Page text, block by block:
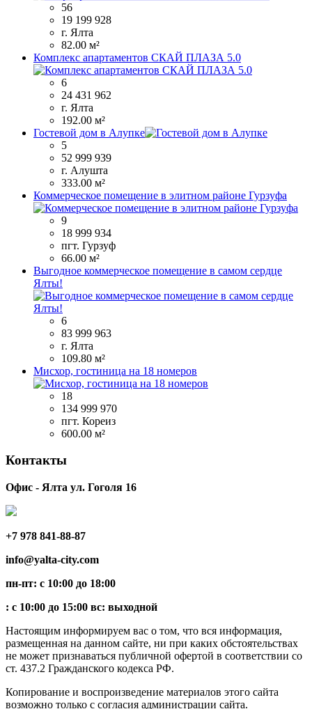
56
19 199 928
г. Ялта
82.00 м²
Комплекс апартаментов СКАЙ ПЛАЗА 5.0
6
24 431 962
г. Ялта
192.00 м²
Гостевой дом в Алупке
5
52 999 939
г. Алушта
333.00 м²
Коммерческое помещение в элитном районе Гурзуфа
9
18 999 934
пгт. Гурзуф
66.00 м²
Выгодное коммерческое помещение в самом сердце
Ялты!
6
83 999 963
г. Ялта
109.80 м²
Мисхор, гостиница на 18 номеров
18
134 999 970
пгт. Кореиз
600.00 м²
Контакты
Офис - Ялта ул. Гоголя 16
+7 978 841-88-87
info@yalta-city.com
пн-пт: с 10:00 до 18:00
: с 10:00 до 15:00 вс: выходной
Настоящим информируем вас о том, что вся информация,
размещенная на данном сайте, ни при каких обстоятельствах
не может признаваться публичной офертой в соответствии со
ст. 437.2 Гражданского кодекса РФ.
Копирование и воспроизведение материалов этого сайта
возможно только с согласия администрации сайта.